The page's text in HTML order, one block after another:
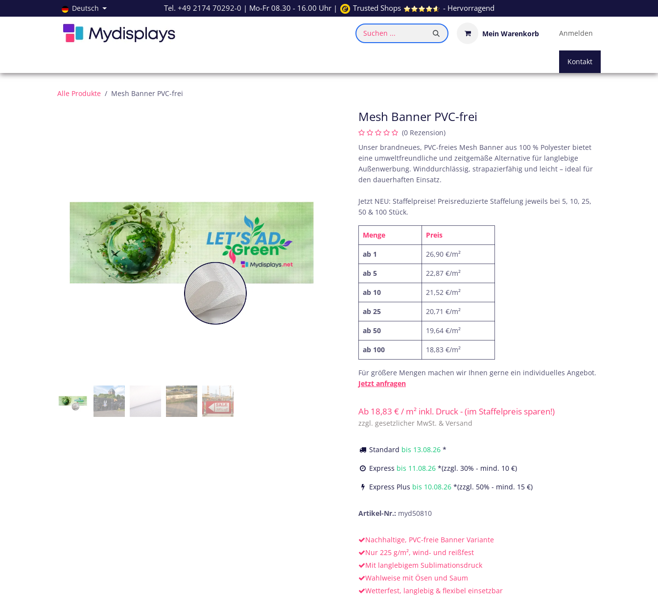
Zum Inhalt springen Deutsch Tel. +49 2174 70292-0 | Mo-Fr 08.30 - 16.00 Uhr | Trusted Shops - Hervorragend
Suchen ... Mein Warenkorb Anmelden
Kontakt
Alle Produkte Mesh Banner PVC-frei
Mesh Banner PVC-frei
(0 Rezension)
Unser brandneues, PVC-freies Mesh Banner aus 100 % Polyester bietet
eine umweltfreundliche und zeitgemäße Alternative für langlebige
Außenwerbung. Winddurchlässig, strapazierfähig und leicht – ideal für
den dauerhaften Einsatz.
Jetzt NEU: Staffelpreise! Preisreduzierte Staffelung jeweils bei 5, 10, 25,
50 & 100 Stück.
Menge Preis
ab 1 26,90 €/m²
ab 5 22,87 €/m²
ab 10 21,52 €/m²
ab 25 20,71 €/m²
ab 50 19,64 €/m²
ab 100 18,83 €/m²
Für größere Mengen machen wir Ihnen gerne ein individuelles Angebot.
Jetzt anfragen
Ab 18,83 €/ m² inkl. Druck - (im Staffelpreis sparen!)
zzgl. gesetzlicher MwSt. & Versand
Standard bis 13.08.26 *
Express bis 11.08.26 *(zzgl. 30% - mind. 10 €)
Express Plus bis 10.08.26 *(zzgl. 50% - mind. 15 €)
Artikel-Nr.: myd50810
Nachhaltige, PVC-freie Banner Variante
Nur 225 g/m², wind- und reißfest
Mit langlebigem Sublimationsdruck
Wahlweise mit Ösen und Saum
Wetterfest, langlebig & flexibel einsetzbar